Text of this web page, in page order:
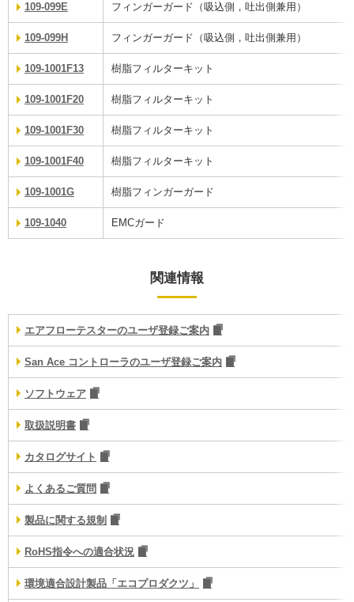
109-099E フィンガーガード（吸込側，吐出側兼用）
109-099H フィンガーガード（吸込側，吐出側兼用）
109-1001F13 樹脂フィルターキット
109-1001F20 樹脂フィルターキット
109-1001F30 樹脂フィルターキット
109-1001F40 樹脂フィルターキット
109-1001G 樹脂フィンガーガード
109-1040 EMCガード
関連情報
エアフローテスターのユーザ登録ご案内
San Ace コントローラのユーザ登録ご案内
ソフトウェア
取扱説明書
カタログサイト
よくあるご質問
製品に関する規制
RoHS指令への適合状況
環境適合設計製品「エコプロダクツ」